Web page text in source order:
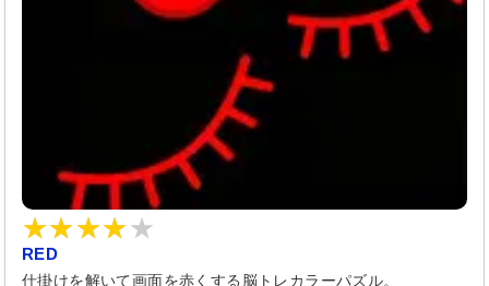
RED
仕掛けを解いて画面を赤くする脳トレカラーパズル。